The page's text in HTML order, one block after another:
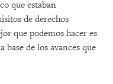
que estaban
de derechos
que podemos hacer es
de los avances que